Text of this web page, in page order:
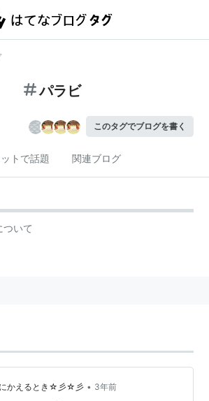
パラビ
このタグでブログを書く
トで話題 関連ブログ
ついて
かえるとき☆彡☆彡 • 3年前